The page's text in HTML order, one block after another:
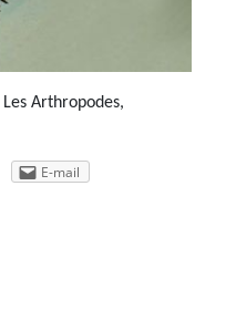
Arthropodes,
E-mail